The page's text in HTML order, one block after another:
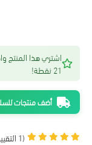
(1 التقييمات)
اشتري هذا المنتج
21 نقطة!
أضف منتجات للسلة بقيمة 300 ريال